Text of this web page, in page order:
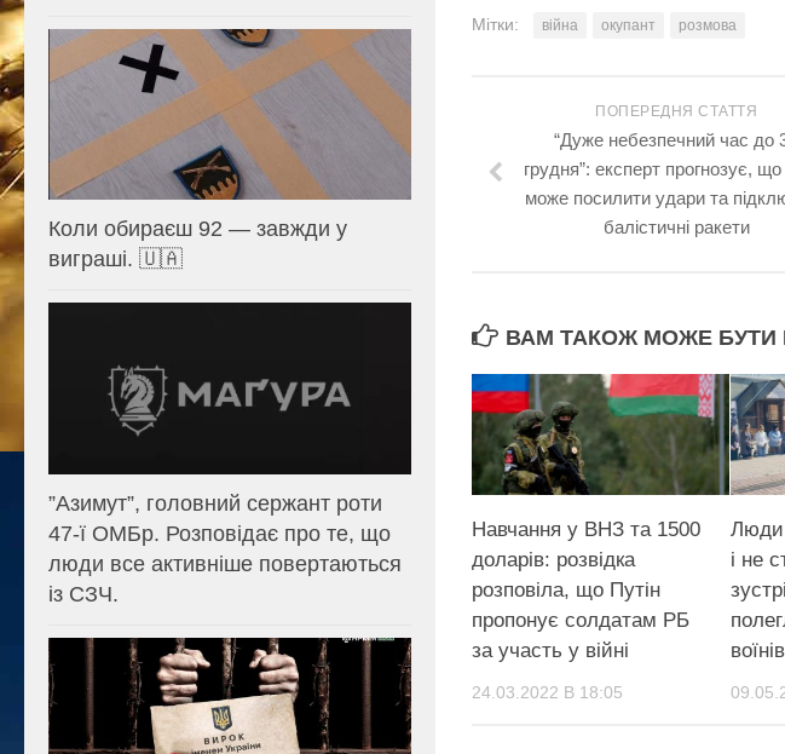
Мітки: війна окупант розмова
ПОПЕРЕДНЯ СТАТТЯ
“Дуже небезпечний час до
грудня”: експерт прогнозує, що
може посилити удари та
балістичні ракети
ВАМ ТАКОЖ МОЖЕ БУТИ
Навчання у ВНЗ та 1500
доларів: розвідка
розповіла, що Путін
пропонує солдатам РБ
за участь у війні
24.03.2022 В 18:05
Люди
і не
Коли обираєш 92 — завжди у
виграші. 🇺🇦
⁨”Азимут”, головний сержант роти
47-ї ОМБр. Розповідає про те, що
люди все активніше повертаються
із СЗЧ.